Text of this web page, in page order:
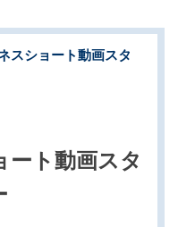
スショート動画スタ
ト動画スタ